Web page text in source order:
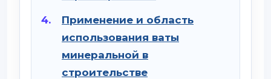
Применение и область
использования ваты
минеральной в
строительстве